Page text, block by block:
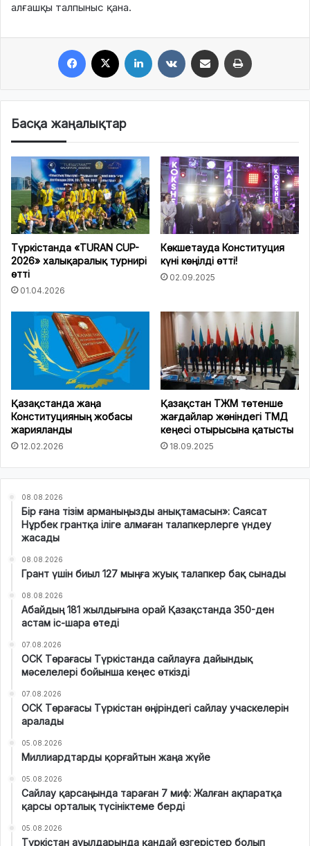
алғашқы талпыныс қана.
Басқа жаңалықтар
Түркістанда «TURAN CUP-
2026» халықаралық турнирі
өтті
01.04.2026
Көкшетауда Конституция
күні көңілді өтті!
02.09.2025
Қазақстанда жаңа
Конституцияның жобасы
жарияланды
12.02.2026
Қазақстан ТЖМ төтенше
жағдайлар жөніндегі ТМД
кеңесі отырысына қатысты
18.09.2025
08.08.2026
Бір ғана тізім арманыңызды анықтамасын»: Саясат
Нұрбек грантқа іліге алмаған талапкерлерге үндеу
жасады
08.08.2026
Грант үшін биыл 127 мыңға жуық талапкер бақ сынады
08.08.2026
Абайдың 181 жылдығына орай Қазақстанда 350-ден
астам іс-шара өтеді
07.08.2026
ОСК Төрағасы Түркістанда сайлауға дайындық
мәселелері бойынша кеңес өткізді
07.08.2026
ОСК Төрағасы Түркістан өңіріндегі сайлау учаскелерін
аралады
05.08.2026
Миллиардтарды қорғайтын жаңа жүйе
05.08.2026
Сайлау қарсаңында тараған 7 миф: Жалған ақпаратқа
қарсы орталық түсініктеме берді
05.08.2026
Түркістан ауылдарында қандай өзгерістер болып